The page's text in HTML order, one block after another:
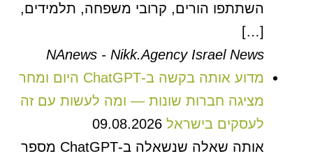
השתתפו הורים, קרובי משפחה, תלמידים,
[…]
NAnews - Nikk.Agency Israel News
מדוע אותה בקשה ב-ChatGPT היום ומחר
מציגה חברות שונות — ומה לעשות עם זה
לעסקים בישראל 09.08.2026
אותה שאלה שנשאלה ב-ChatGPT מספר